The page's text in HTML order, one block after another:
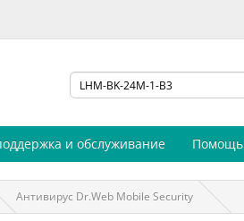
и обслуживание Помощь
Антивирус Dr.Web Mobile Security